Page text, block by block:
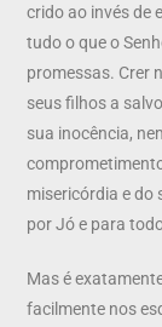
crido ao invés de
tudo o que o
promessas. Crer
seus filhos a
sua inocência,
misericórdia e do
por Jó e para
Mas é
facilmente nos